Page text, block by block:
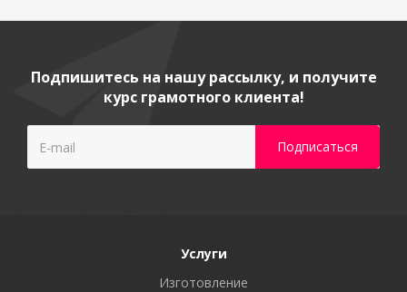
Подпишитесь на нашу рассылку, и получите
курс грамотного клиента!
Услуги
Изготовление